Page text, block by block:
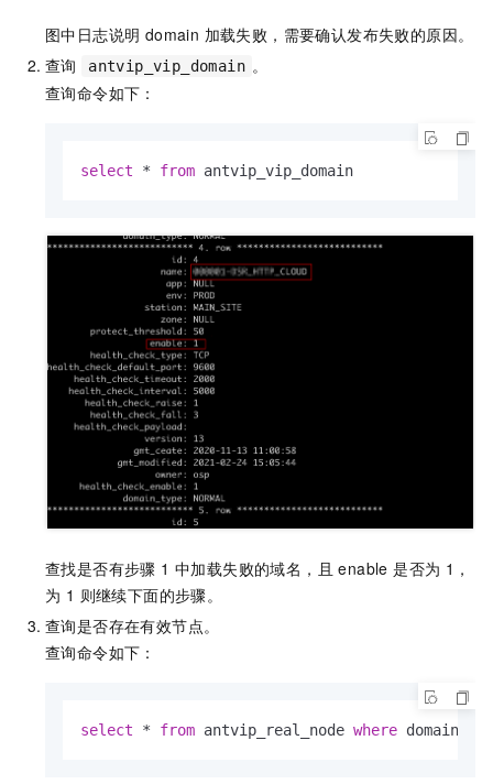
图中日志说明 domain 加载失败，需要确认发布失败的原因。
查询
antvip_vip_domain 。
查询命令如下：
select * from antvip_vip_domain
查找是否有步骤 1 中加载失败的域名，且 enable 是否为 1，
为 1 则继续下面的步骤。
查询是否存在有效节点。
查询命令如下：
select * from antvip_real_node where domain_id